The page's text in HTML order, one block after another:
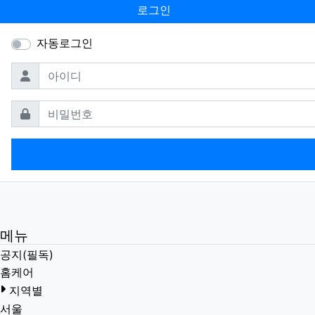
로그인
자동로그인
아이디
필수
비밀번호필수
메뉴
공지(필독)
홈케어
지역별
서울